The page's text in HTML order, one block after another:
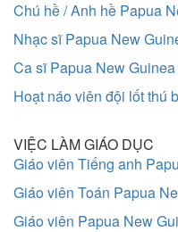
Chú hề / Anh hề Papua
Nhạc sĩ Papua New
Ca sĩ Papua New Guinea
Hoạt náo viên đội lốt thú
VIỆC LÀM GIÁO DỤC
Giáo viên Tiếng anh
Giáo viên Toán Papua
Giáo viên Papua New